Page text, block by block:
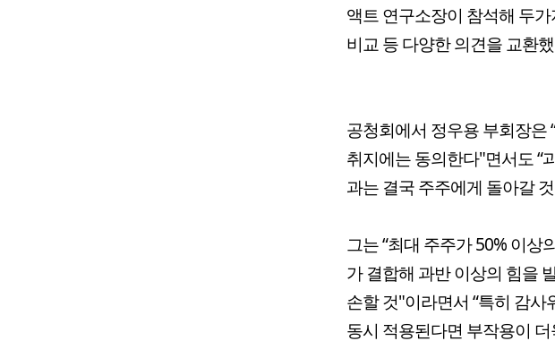
액트 연구소장이 참석해 두
비교 등 다양한 의견을 교환
공청회에서 정우용 부회장은
취지에는 동의한다"면서도 “
과는 결국 주주에게 돌아갈
그는 “최대 주주가 50% 이상
가 결합해 과반 이상의 힘을
손할 것"이라면서 “특히 감
동시 적용된다면 부작용이